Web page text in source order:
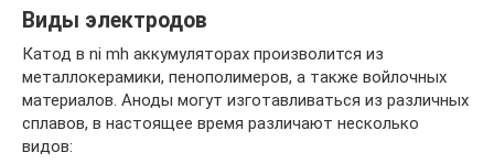
Виды электродов
Катод в ni mh аккумуляторах произволится из
металлокерамики, пенополимеров, а также войлочных
материалов. Аноды могут изготавливаться из различных
сплавов, в настоящее время различают несколько
видов: